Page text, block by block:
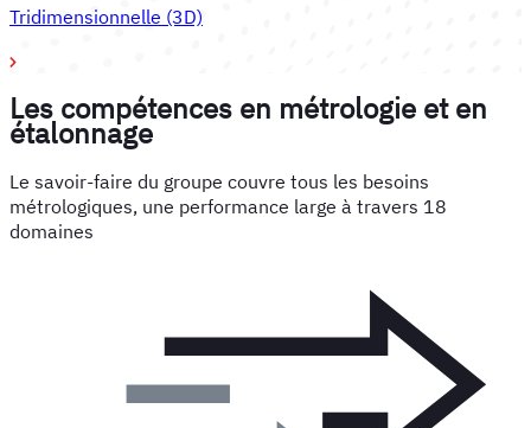
Tridimensionnelle (3D)
Les compétences en métrologie et en
étalonnage
Le savoir-faire du groupe couvre tous les besoins
métrologiques, une performance large à travers 18
domaines